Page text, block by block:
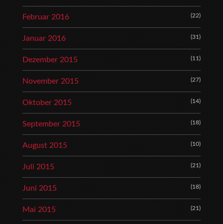
Februar 2016 (22)
Januar 2016 (31)
Dezember 2015 (11)
November 2015 (27)
Oktober 2015 (14)
September 2015 (18)
August 2015 (10)
Juli 2015 (21)
Juni 2015 (18)
Mai 2015 (21)